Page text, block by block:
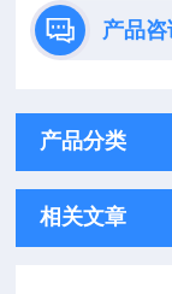
产品咨
产品分类
相关文章